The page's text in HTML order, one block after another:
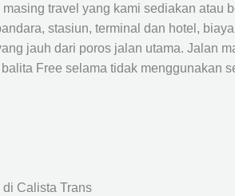
travel yang kami sediakan atau
stasiun, terminal dan hotel,
jauh dari poros jalan utama. Jalan
Free selama tidak menggunakan
Calista Trans